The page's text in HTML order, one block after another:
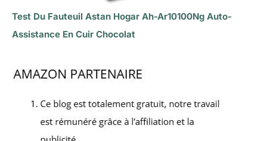
Test Du Fauteuil Astan Hogar Ah-Ar10100Ng Auto-
Assistance En Cuir Chocolat